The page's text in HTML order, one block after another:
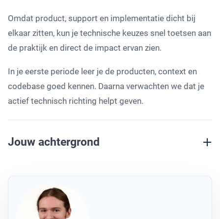
Omdat product, support en implementatie dicht bij
elkaar zitten, kun je technische keuzes snel toetsen aan
de praktijk en direct de impact ervan zien.
In je eerste periode leer je de producten, context en
codebase goed kennen. Daarna verwachten we dat je
actief technisch richting helpt geven.
Jouw achtergrond